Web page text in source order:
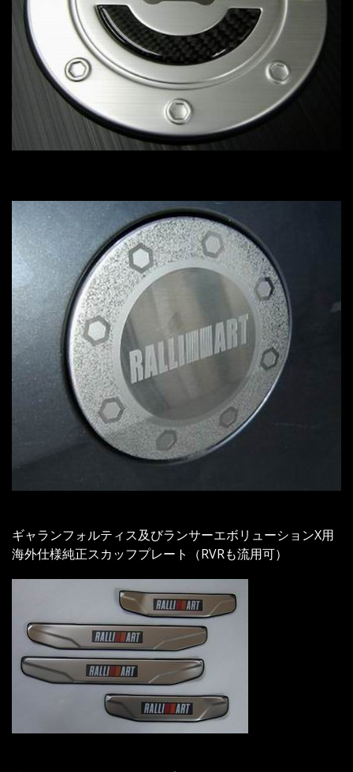
ギャランフォルティス及びランサーエボリューションX用
海外仕様純正スカッフプレート（RVRも流用可）